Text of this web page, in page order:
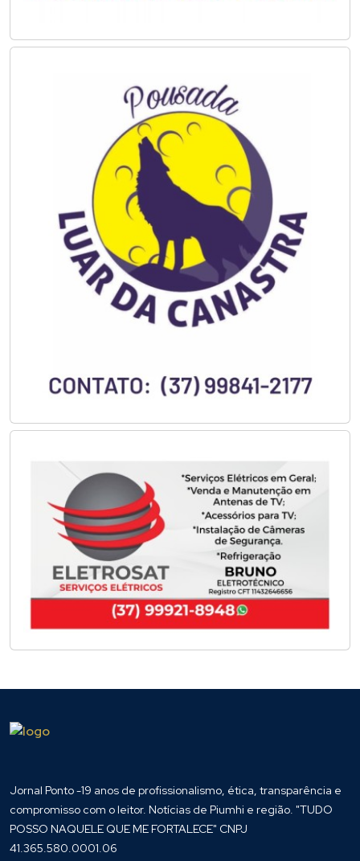
Jornal Ponto -19 anos de profissionalismo, ética, transparência e
compromisso com o leitor. Notícias de Piumhi e região. "TUDO
POSSO NAQUELE QUE ME FORTALECE" CNPJ
41.365.580.0001.06